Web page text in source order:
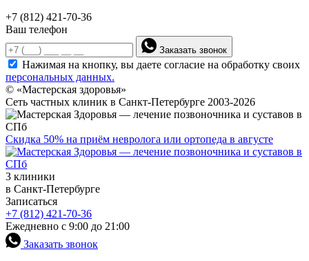
+7 (812) 421-70-36
Ваш телефон
Заказать звонок
Нажимая на кнопку, вы даете согласие на обработку своих
персональных данных.
© «Мастерская здоровья»
Сеть частных клиник в Санкт-Петербурге 2003-2026
Скидка 50% на приём невролога или ортопеда в августе
3 клиники
в Санкт-Петербурге
Записаться
+7 (812) 421-70-36
Ежедневно с 9:00 до 21:00
Заказать звонок